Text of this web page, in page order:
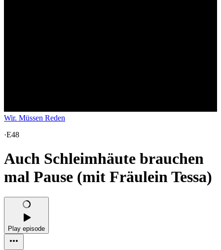
Wir. Müssen Reden
·E48
Auch Schleimhäute brauchen
mal Pause (mit Fräulein Tessa)
Play episode